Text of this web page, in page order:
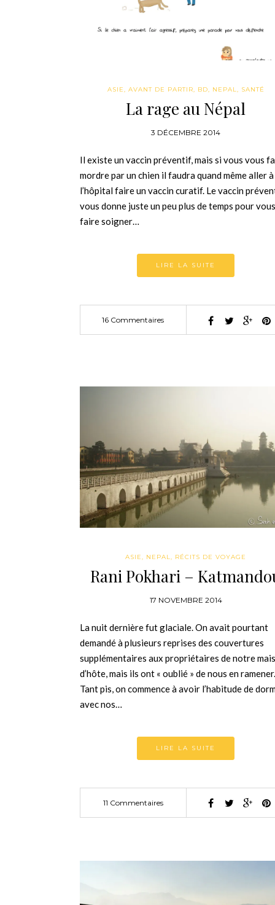
ASIE, AVANT DE PARTIR, BD, NEPAL, SANTÉ
La rage au Népal
3 DÉCEMBRE 2014
Il existe un vaccin préventif, mais si vous vous
mordre par un chien il faudra quand même aller à
l’hôpital faire un vaccin curatif. Le vaccin
vous donne juste un peu plus de temps pour vous
faire soigner…
LIRE LA SUITE
16 Commentaires
ASIE, NEPAL, RÉCITS DE VOYAGE
Rani Pokhari –
17 NOVEMBRE 2014
La nuit dernière fut glaciale. On avait pourtant
demandé à plusieurs reprises des couvertures
supplémentaires aux propriétaires de notre
d’hôte, mais ils ont « oublié » de nous en ramener.
Tant pis, on commence à avoir l’habitude de
avec nos…
LIRE LA SUITE
11 Commentaires